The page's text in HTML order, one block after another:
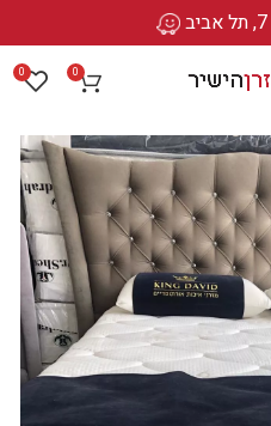
0
0